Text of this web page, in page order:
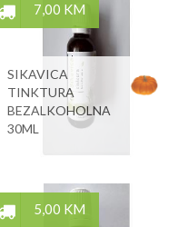
7,00 KM
SIKAVICA
TINKTURA
BEZALKOHOLNA
30ML
5,00 KM